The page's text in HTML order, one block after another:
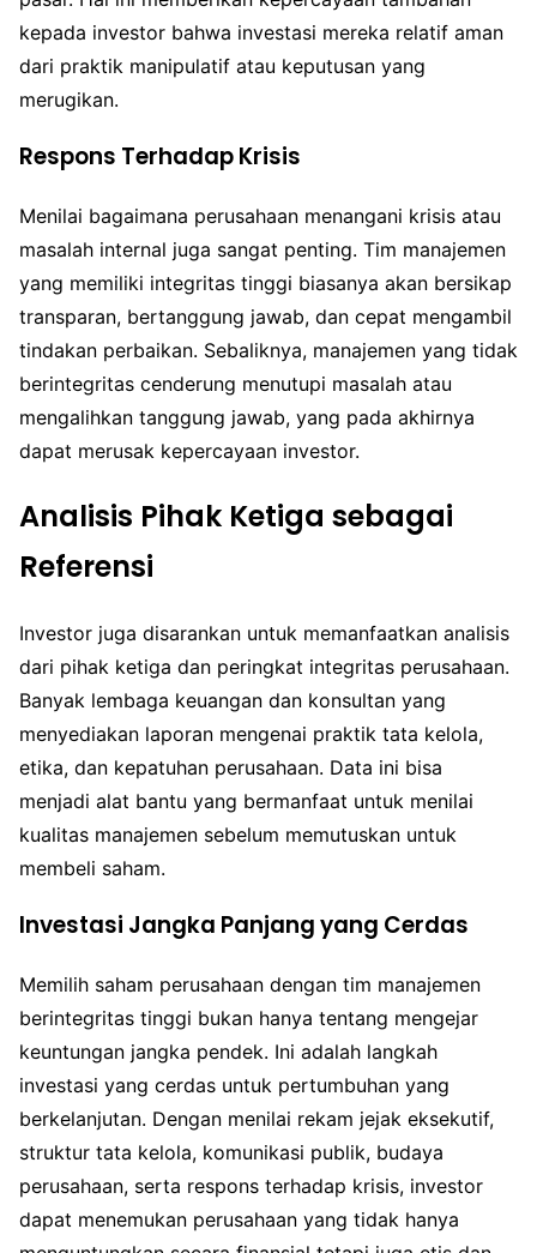
kepada investor bahwa investasi mereka relatif aman
dari praktik manipulatif atau keputusan yang
merugikan.
Respons Terhadap Krisis
Menilai bagaimana perusahaan menangani krisis atau
masalah internal juga sangat penting. Tim manajemen
yang memiliki integritas tinggi biasanya akan bersikap
transparan, bertanggung jawab, dan cepat mengambil
tindakan perbaikan. Sebaliknya, manajemen yang tidak
berintegritas cenderung menutupi masalah atau
mengalihkan tanggung jawab, yang pada akhirnya
dapat merusak kepercayaan investor.
Analisis Pihak Ketiga sebagai
Referensi
Investor juga disarankan untuk memanfaatkan analisis
dari pihak ketiga dan peringkat integritas perusahaan.
Banyak lembaga keuangan dan konsultan yang
menyediakan laporan mengenai praktik tata kelola,
etika, dan kepatuhan perusahaan. Data ini bisa
menjadi alat bantu yang bermanfaat untuk menilai
kualitas manajemen sebelum memutuskan untuk
membeli saham.
Investasi Jangka Panjang yang Cerdas
Memilih saham perusahaan dengan tim manajemen
berintegritas tinggi bukan hanya tentang mengejar
keuntungan jangka pendek. Ini adalah langkah
investasi yang cerdas untuk pertumbuhan yang
berkelanjutan. Dengan menilai rekam jejak eksekutif,
struktur tata kelola, komunikasi publik, budaya
perusahaan, serta respons terhadap krisis, investor
dapat menemukan perusahaan yang tidak hanya